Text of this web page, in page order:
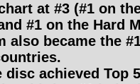
at #3 (#1 on
#1 on the Hard
also became the
achieved Top